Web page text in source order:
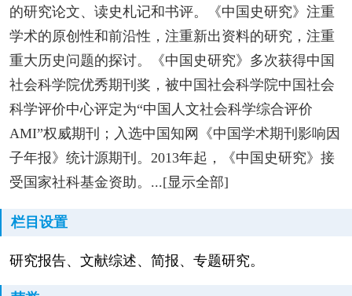
的研究论文、读史札记和书评。《中国史研究》注重
学术的原创性和前沿性，注重新出资料的研究，注重
重大历史问题的探讨。《中国史研究》多次获得中国
社会科学院优秀期刊奖，被中国社会科学院中国社会
科学评价中心评定为“中国人文社会科学综合评价
AMI”权威期刊；入选中国知网《中国学术期刊影响因
子年报》统计源期刊。2013年起，《中国史研究》接
受国家社科基金资助。...[显示全部]
栏目设置
研究报告、文献综述、简报、专题研究。